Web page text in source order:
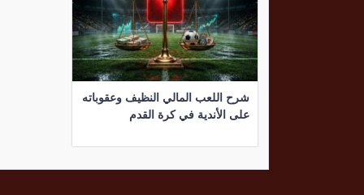
شرح اللعب المالي النظيف وعقوباته
على الأندية في كرة القدم